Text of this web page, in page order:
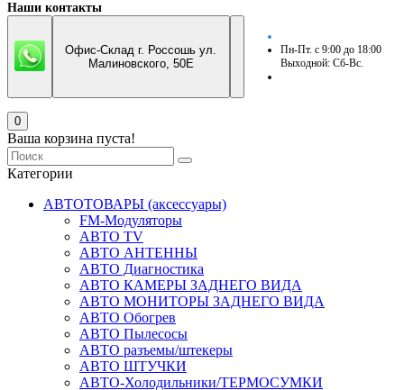
Наши контакты
Офис-Склад г. Россошь ул.
Малиновского, 50Е
Пн-Пт. с 9:00 до 18:00
Выходной: Сб-Вс.
0
Ваша корзина пуста!
Категории
АВТОТОВАРЫ (аксессуары)
FM-Модуляторы
АВТО TV
АВТО АНТЕННЫ
АВТО Диагностика
АВТО КАМЕРЫ ЗАДНЕГО ВИДА
АВТО МОНИТОРЫ ЗАДНЕГО ВИДА
АВТО Обогрев
АВТО Пылесосы
АВТО разъемы/штекеры
АВТО ШТУЧКИ
АВТО-Холодильники/ТЕРМОСУМКИ